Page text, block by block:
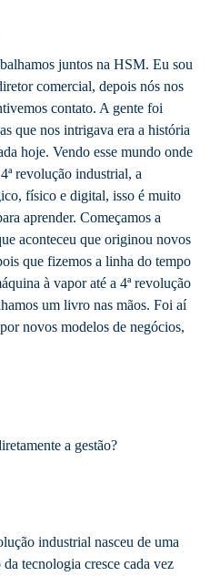
juntos na HSM. Eu sou
comercial, depois nós nos
contato. A gente foi
que nos intrigava era a história
hoje. Vendo esse mundo onde
revolução industrial, a
físico e digital, isso é muito
aprender. Começamos a
aconteceu que originou novos
que fizemos a linha do tempo
à vapor até a 4ª revolução
um livro nas mãos. Foi aí
novos modelos de negócios,
a gestão?
industrial nasceu de uma
tecnologia cresce cada vez